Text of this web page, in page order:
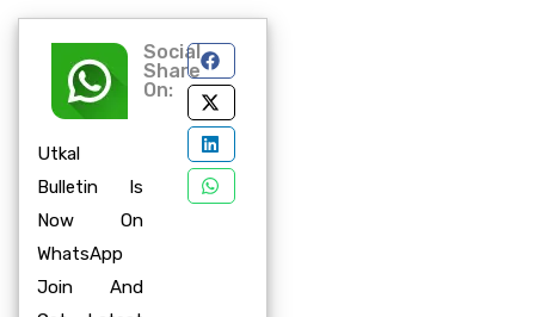
Utkal
Bulletin Is
Now On
WhatsApp
Join And
Social
Share
On: